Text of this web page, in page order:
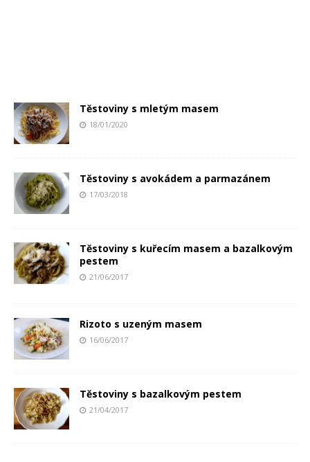
Těstoviny s mletým masem
18/01/2020
Těstoviny s avokádem a parmazánem
17/03/2018
Těstoviny s kuřecím masem a bazalkovým
pestem
21/06/2017
Rizoto s uzeným masem
16/06/2017
Těstoviny s bazalkovým pestem
21/04/2017